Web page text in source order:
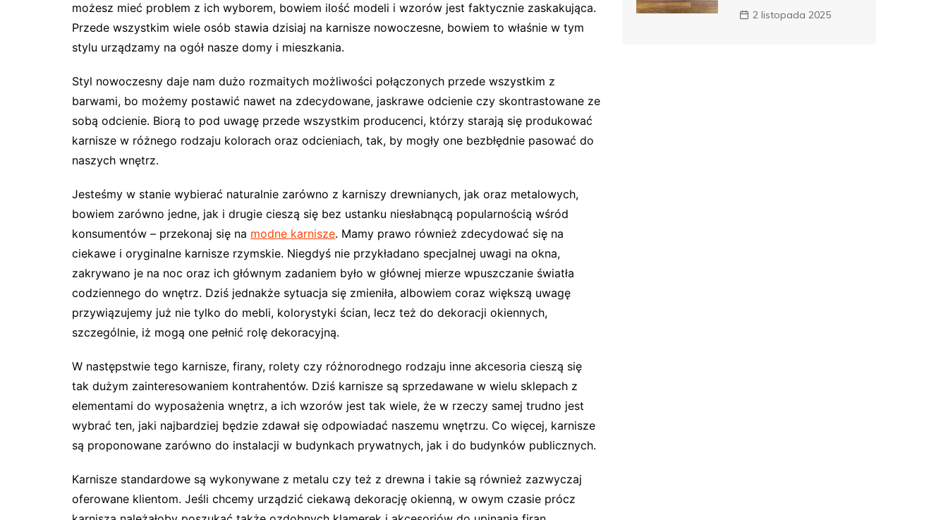
możesz mieć problem z ich wyborem, bowiem ilość modeli i wzorów jest faktycznie zaskakująca.
Przede wszystkim wiele osób stawia dzisiaj na karnisze nowoczesne, bowiem to właśnie w tym
stylu urządzamy na ogół nasze domy i mieszkania.
Styl nowoczesny daje nam dużo rozmaitych możliwości połączonych przede wszystkim z
barwami, bo możemy postawić nawet na zdecydowane, jaskrawe odcienie czy skontrastowane ze
sobą odcienie. Biorą to pod uwagę przede wszystkim producenci, którzy starają się produkować
karnisze w różnego rodzaju kolorach oraz odcieniach, tak, by mogły one bezbłędnie pasować do
naszych wnętrz.
Jesteśmy w stanie wybierać naturalnie zarówno z karniszy drewnianych, jak oraz metalowych,
bowiem zarówno jedne, jak i drugie cieszą się bez ustanku niesłabnącą popularnością wśród
konsumentów – przekonaj się na modne karnisze. Mamy prawo również zdecydować się na
ciekawe i oryginalne karnisze rzymskie. Niegdyś nie przykładano specjalnej uwagi na okna,
zakrywano je na noc oraz ich głównym zadaniem było w głównej mierze wpuszczanie światła
codziennego do wnętrz. Dziś jednakże sytuacja się zmieniła, albowiem coraz większą uwagę
przywiązujemy już nie tylko do mebli, kolorystyki ścian, lecz też do dekoracji okiennych,
szczególnie, iż mogą one pełnić rolę dekoracyjną.
W następstwie tego karnisze, firany, rolety czy różnorodnego rodzaju inne akcesoria cieszą się
tak dużym zainteresowaniem kontrahentów. Dziś karnisze są sprzedawane w wielu sklepach z
elementami do wyposażenia wnętrz, a ich wzorów jest tak wiele, że w rzeczy samej trudno jest
wybrać ten, jaki najbardziej będzie zdawał się odpowiadać naszemu wnętrzu. Co więcej, karnisze
są proponowane zarówno do instalacji w budynkach prywatnych, jak i do budynków publicznych.
Karnisze standardowe są wykonywane z metalu czy też z drewna i takie są również zazwyczaj
oferowane klientom. Jeśli chcemy urządzić ciekawą dekorację okienną, w owym czasie prócz
2 listopada 2025